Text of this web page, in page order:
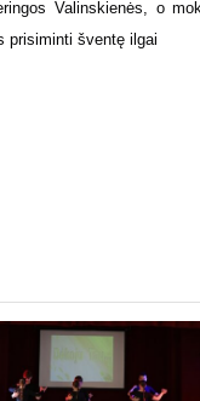
Valinskienės, o
prisiminti šventę ilgai